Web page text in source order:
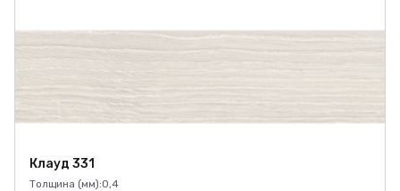
Клауд 331
Толщина (мм):0,4